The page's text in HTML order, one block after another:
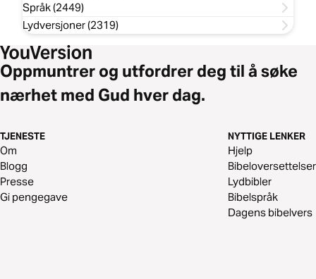
Språk (2449)
Lydversjoner (2319)
Oppmuntrer og utfordrer deg til å søke
nærhet med Gud hver dag.
TJENESTE
Om
Blogg
Presse
Gi pengegave
NYTTIGE LENKER
Hjelp
Bibeloversettelser
Lydbibler
Bibelspråk
Dagens bibelvers